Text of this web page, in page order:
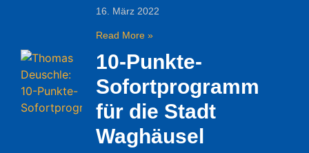
16. März 2022
Read More »
10-Punkte-
Sofortprogramm
für die Stadt
Waghäusel